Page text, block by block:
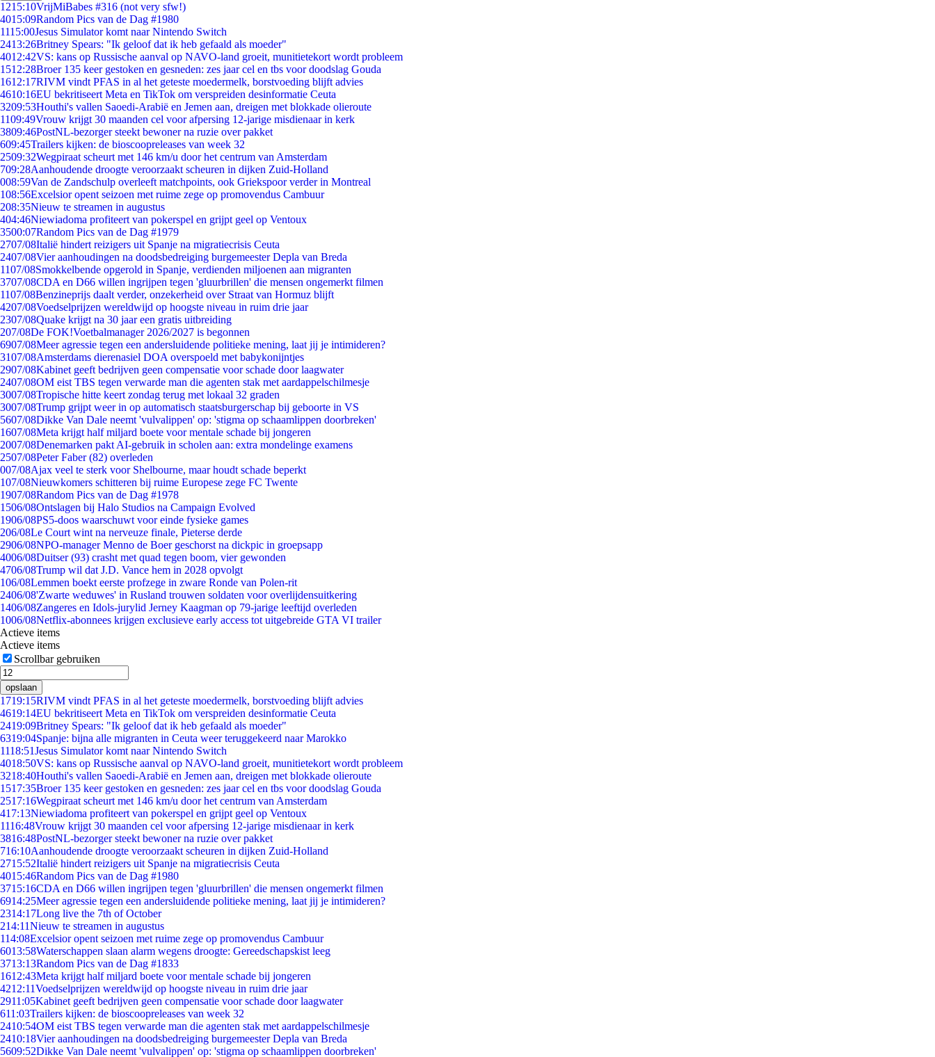
1215:10VrijMiBabes #316 (not very sfw!)
4015:09Random Pics van de Dag #1980
1115:00Jesus Simulator komt naar Nintendo Switch
2413:26Britney Spears: "Ik geloof dat ik heb gefaald als moeder"
4012:42VS: kans op Russische aanval op NAVO-land groeit, munitietekort wordt probleem
1512:28Broer 135 keer gestoken en gesneden: zes jaar cel en tbs voor doodslag Gouda
1612:17RIVM vindt PFAS in al het geteste moedermelk, borstvoeding blijft advies
4610:16EU bekritiseert Meta en TikTok om verspreiden desinformatie Ceuta
3209:53Houthi's vallen Saoedi-Arabië en Jemen aan, dreigen met blokkade olieroute
1109:49Vrouw krijgt 30 maanden cel voor afpersing 12-jarige misdienaar in kerk
3809:46PostNL-bezorger steekt bewoner na ruzie over pakket
609:45Trailers kijken: de bioscoopreleases van week 32
2509:32Wegpiraat scheurt met 146 km/u door het centrum van Amsterdam
709:28Aanhoudende droogte veroorzaakt scheuren in dijken Zuid-Holland
008:59Van de Zandschulp overleeft matchpoints, ook Griekspoor verder in Montreal
108:56Excelsior opent seizoen met ruime zege op promovendus Cambuur
208:35Nieuw te streamen in augustus
404:46Niewiadoma profiteert van pokerspel en grijpt geel op Ventoux
3500:07Random Pics van de Dag #1979
2707/08Italië hindert reizigers uit Spanje na migratiecrisis Ceuta
2407/08Vier aanhoudingen na doodsbedreiging burgemeester Depla van Breda
1107/08Smokkelbende opgerold in Spanje, verdienden miljoenen aan migranten
3707/08CDA en D66 willen ingrijpen tegen 'gluurbrillen' die mensen ongemerkt filmen
1107/08Benzineprijs daalt verder, onzekerheid over Straat van Hormuz blijft
4207/08Voedselprijzen wereldwijd op hoogste niveau in ruim drie jaar
2307/08Quake krijgt na 30 jaar een gratis uitbreiding
207/08De FOK!Voetbalmanager 2026/2027 is begonnen
6907/08Meer agressie tegen een andersluidende politieke mening, laat jij je intimideren?
3107/08Amsterdams dierenasiel DOA overspoeld met babykonijntjes
2907/08Kabinet geeft bedrijven geen compensatie voor schade door laagwater
2407/08OM eist TBS tegen verwarde man die agenten stak met aardappelschilmesje
3007/08Tropische hitte keert zondag terug met lokaal 32 graden
3007/08Trump grijpt weer in op automatisch staatsburgerschap bij geboorte in VS
5607/08Dikke Van Dale neemt 'vulvalippen' op: 'stigma op schaamlippen doorbreken'
1607/08Meta krijgt half miljard boete voor mentale schade bij jongeren
2007/08Denemarken pakt AI-gebruik in scholen aan: extra mondelinge examens
2507/08Peter Faber (82) overleden
007/08Ajax veel te sterk voor Shelbourne, maar houdt schade beperkt
107/08Nieuwkomers schitteren bij ruime Europese zege FC Twente
1907/08Random Pics van de Dag #1978
1506/08Ontslagen bij Halo Studios na Campaign Evolved
1906/08PS5-doos waarschuwt voor einde fysieke games
206/08Le Court wint na nerveuze finale, Pieterse derde
2906/08NPO-manager Menno de Boer geschorst na dickpic in groepsapp
4006/08Duitser (93) crasht met quad tegen boom, vier gewonden
4706/08Trump wil dat J.D. Vance hem in 2028 opvolgt
106/08Lemmen boekt eerste profzege in zware Ronde van Polen-rit
2406/08'Zwarte weduwes' in Rusland trouwen soldaten voor overlijdensuitkering
1406/08Zangeres en Idols-jurylid Jerney Kaagman op 79-jarige leeftijd overleden
1006/08Netflix-abonnees krijgen exclusieve early access tot uitgebreide GTA VI trailer
Actieve items
Actieve items
Scrollbar gebruiken
opslaan
1719:15RIVM vindt PFAS in al het geteste moedermelk, borstvoeding blijft advies
4619:14EU bekritiseert Meta en TikTok om verspreiden desinformatie Ceuta
2419:09Britney Spears: "Ik geloof dat ik heb gefaald als moeder"
6319:04Spanje: bijna alle migranten in Ceuta weer teruggekeerd naar Marokko
1118:51Jesus Simulator komt naar Nintendo Switch
4018:50VS: kans op Russische aanval op NAVO-land groeit, munitietekort wordt probleem
3218:40Houthi's vallen Saoedi-Arabië en Jemen aan, dreigen met blokkade olieroute
1517:35Broer 135 keer gestoken en gesneden: zes jaar cel en tbs voor doodslag Gouda
2517:16Wegpiraat scheurt met 146 km/u door het centrum van Amsterdam
417:13Niewiadoma profiteert van pokerspel en grijpt geel op Ventoux
1116:48Vrouw krijgt 30 maanden cel voor afpersing 12-jarige misdienaar in kerk
3816:48PostNL-bezorger steekt bewoner na ruzie over pakket
716:10Aanhoudende droogte veroorzaakt scheuren in dijken Zuid-Holland
2715:52Italië hindert reizigers uit Spanje na migratiecrisis Ceuta
4015:46Random Pics van de Dag #1980
3715:16CDA en D66 willen ingrijpen tegen 'gluurbrillen' die mensen ongemerkt filmen
6914:25Meer agressie tegen een andersluidende politieke mening, laat jij je intimideren?
2314:17Long live the 7th of October
214:11Nieuw te streamen in augustus
114:08Excelsior opent seizoen met ruime zege op promovendus Cambuur
6013:58Waterschappen slaan alarm wegens droogte: Gereedschapskist leeg
3713:13Random Pics van de Dag #1833
1612:43Meta krijgt half miljard boete voor mentale schade bij jongeren
4212:11Voedselprijzen wereldwijd op hoogste niveau in ruim drie jaar
2911:05Kabinet geeft bedrijven geen compensatie voor schade door laagwater
611:03Trailers kijken: de bioscoopreleases van week 32
2410:54OM eist TBS tegen verwarde man die agenten stak met aardappelschilmesje
2410:18Vier aanhoudingen na doodsbedreiging burgemeester Depla van Breda
5609:52Dikke Van Dale neemt 'vulvalippen' op: 'stigma op schaamlippen doorbreken'